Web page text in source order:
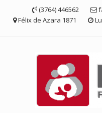
contenido
(3764) 446562
Félix de Azara 1871